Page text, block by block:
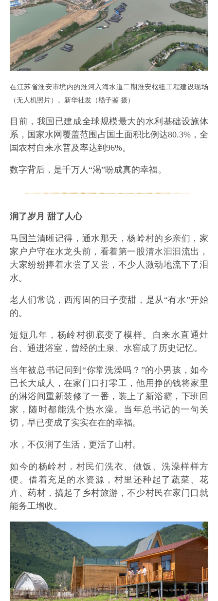
在江苏省淮安市境内的淮河入海水道二期淮安枢纽工程建设现场
（无人机照片）。新华社发（嵇子鉴 摄）
目前，我国已建成全球规模最大的水利基础设施体
系，国家水网覆盖范围占国土面积比例达80.3%，全
国农村自来水普及率达到96%。
数字背后，是千万人“渴”盼成真的幸福。
润了岁月 甜了人心
马国兰清晰记得，通水那天，杨岭村的乡亲们，家
家户户守在水龙头前，看着第一股清水汩汩流出，
大家纷纷捧着水尝了又尝，不少人激动地流下了泪
水。
老人们常说，西海固的日子变甜，是从“有水”开始
的。
短短几年，杨岭村彻底变了模样。自来水直通灶
台、通进浴室，曾经的土泉、水窖成了历史记忆。
当年被总书记问到“你常洗澡吗？”的小男孩，如今
已长大成人，在家门口打零工，他用挣的钱将家里
的淋浴间重新装修了一番，装上了新浴霸，下班回
家，随时都能洗个热水澡。当年总书记的一句关
切，早已变成了实实在在的幸福。
水，不仅润了生活，更活了山村。
如今的杨岭村，村民们洗衣、做饭、洗澡样样方
便。借着充足的水资源，村里还种起了蔬菜、花
卉、药材，搞起了乡村旅游，不少村民在家门口就
能务工增收。